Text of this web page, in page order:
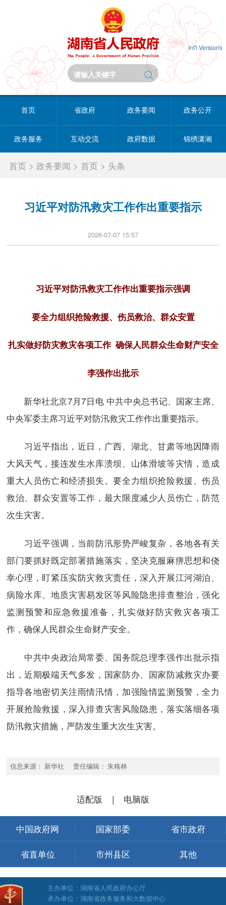
Int'l Versions
首页 省政府 政务要闻 政务公开
政务服务 互动交流 政府数据 锦绣潇湘
首页 >政务要闻 >首页 > 头条
习近平对防汛救灾工作作出重要指示
2026-07-07 15:57
习近平对防汛救灾工作作出重要指示强调
要全力组织抢险救援、伤员救治、群众安置
扎实做好防灾救灾各项工作 确保人民群众生命财产安全
李强作出批示
新华社北京7月7日电 中共中央总书记、国家主席、
中央军委主席习近平对防汛救灾工作作出重要指示。
习近平指出，近日，广西、湖北、甘肃等地因降雨
大风天气，接连发生水库溃坝、山体滑坡等灾情，造成
重大人员伤亡和经济损失。要全力组织抢险救援、伤员
救治、群众安置等工作，最大限度减少人员伤亡，防范
次生灾害。
习近平强调，当前防汛形势严峻复杂，各地各有关
部门要抓好既定部署措施落实，坚决克服麻痹思想和侥
幸心理，盯紧压实防灾救灾责任，深入开展江河湖泊、
病险水库、地质灾害易发区等风险隐患排查整治，强化
监测预警和应急救援准备，扎实做好防灾救灾各项工
作，确保人民群众生命财产安全。
中共中央政治局常委、国务院总理李强作出批示指
出，近期极端天气多发，国家防办、国家防减救灾办要
指导各地密切关注雨情汛情，加强险情监测预警，全力
开展抢险救援，深入排查灾害风险隐患，落实落细各项
防汛救灾措施，严防发生重大次生灾害。
信息来源： 新华社 责任编辑： 朱格林
适配版 | 电脑版
中国政府网 国家部委 省市政府
省直单位 市州县区 其他
主办单位：湖南省人民政府办公厅
承办单位：湖南省政务服务和大数据中心